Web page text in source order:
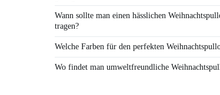
Wann sollte man einen hässlichen
tragen?
Welche Farben für den perfekten
Wo findet man umweltfreundliche